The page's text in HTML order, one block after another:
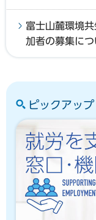
富士山麓環境
加者の募集につ
ピックアップ